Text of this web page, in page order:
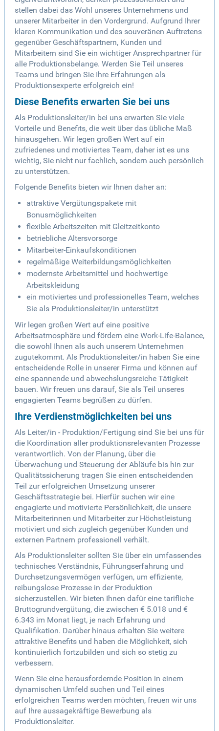
stellen dabei das Wohl unseres Unternehmens und
unserer Mitarbeiter in den Vordergrund. Aufgrund Ihrer
klaren Kommunikation und des souveränen Auftretens
gegenüber Geschäftspartnern, Kunden und
Mitarbeitern sind Sie ein wichtiger Ansprechpartner für
alle Produktionsbelange. Werden Sie Teil unseres
Teams und bringen Sie Ihre Erfahrungen als
Produktionsexperte erfolgreich ein!
Diese Benefits erwarten Sie bei uns
Als Produktionsleiter/in bei uns erwarten Sie viele
Vorteile und Benefits, die weit über das übliche Maß
hinausgehen. Wir legen großen Wert auf ein
zufriedenes und motiviertes Team, daher ist es uns
wichtig, Sie nicht nur fachlich, sondern auch persönlich
zu unterstützen.
Folgende Benefits bieten wir Ihnen daher an:
attraktive Vergütungspakete mit
Bonusmöglichkeiten
flexible Arbeitszeiten mit Gleitzeitkonto
betriebliche Altersvorsorge
Mitarbeiter-Einkaufskonditionen
regelmäßige Weiterbildungsmöglichkeiten
modernste Arbeitsmittel und hochwertige
Arbeitskleidung
ein motiviertes und professionelles Team, welches
Sie als Produktionsleiter/in unterstützt
Wir legen großen Wert auf eine positive
Arbeitsatmosphäre und fördern eine Work-Life-Balance,
die sowohl Ihnen als auch unserem Unternehmen
zugutekommt. Als Produktionsleiter/in haben Sie eine
entscheidende Rolle in unserer Firma und können auf
eine spannende und abwechslungsreiche Tätigkeit
bauen. Wir freuen uns darauf, Sie als Teil unseres
engagierten Teams begrüßen zu dürfen.
Ihre Verdienstmöglichkeiten bei uns
Als Leiter/in - Produktion/Fertigung sind Sie bei uns für
die Koordination aller produktionsrelevanten Prozesse
verantwortlich. Von der Planung, über die
Überwachung und Steuerung der Abläufe bis hin zur
Qualitätssicherung tragen Sie einen entscheidenden
Teil zur erfolgreichen Umsetzung unserer
Geschäftsstrategie bei. Hierfür suchen wir eine
engagierte und motivierte Persönlichkeit, die unsere
Mitarbeiterinnen und Mitarbeiter zur Höchstleistung
motiviert und sich zugleich gegenüber Kunden und
externen Partnern professionell verhält.
Als Produktionsleiter sollten Sie über ein umfassendes
technisches Verständnis, Führungserfahrung und
Durchsetzungsvermögen verfügen, um effiziente,
reibungslose Prozesse in der Produktion
sicherzustellen. Wir bieten Ihnen dafür eine tarifliche
Bruttogrundvergütung, die zwischen € 5.018 und €
6.343 im Monat liegt, je nach Erfahrung und
Qualifikation. Darüber hinaus erhalten Sie weitere
attraktive Benefits und haben die Möglichkeit, sich
kontinuierlich fortzubilden und sich so stetig zu
verbessern.
Wenn Sie eine herausfordernde Position in einem
dynamischen Umfeld suchen und Teil eines
erfolgreichen Teams werden möchten, freuen wir uns
auf Ihre aussagekräftige Bewerbung als
Produktionsleiter.